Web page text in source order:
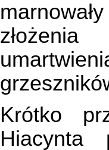
Krótko
Hiacynta